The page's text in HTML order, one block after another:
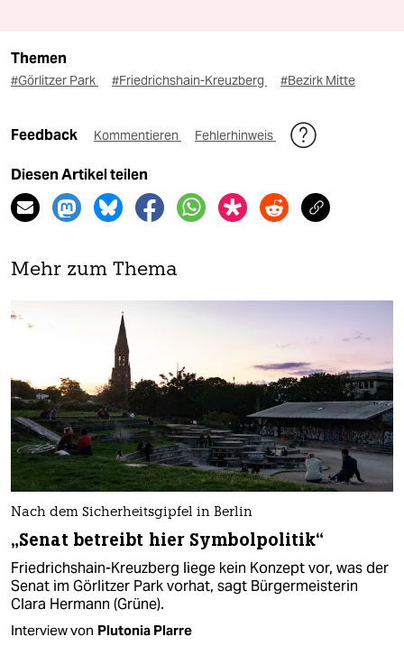
Themen
#Görlitzer Park #Friedrichshain-Kreuzberg #Bezirk Mitte
Feedback Kommentieren Fehlerhinweis
Diesen Artikel teilen
Mehr zum Thema
Nach dem Sicherheitsgipfel in Berlin
„Senat betreibt hier Symbolpolitik“
Friedrichshain-Kreuzberg liege kein Konzept vor, was der
Senat im Görlitzer Park vorhat, sagt Bürgermeisterin
Clara Hermann (Grüne).
Interview von Plutonia Plarre